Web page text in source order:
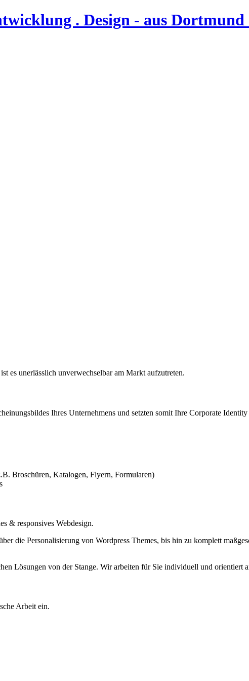
es unerlässlich unverwechselbar am Markt aufzutreten.
Ihres Unternehmens und setzten somit Ihre Corporate
Broschüren, Katalogen, Flyern, Formularen)
& responsives Webdesign.
die Personalisierung von Wordpress Themes, bis hin zu komplett
Lösungen von der Stange. Wir arbeiten für Sie individuell und orientiert
Arbeit ein.